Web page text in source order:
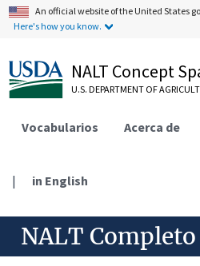
An official website of the United States
Here's how you know.
NALT Concept
U.S. DEPARTMENT OF
Vocabularios Acerca de
| in English
NALT Completo